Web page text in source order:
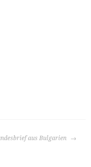
aus Bulgarien